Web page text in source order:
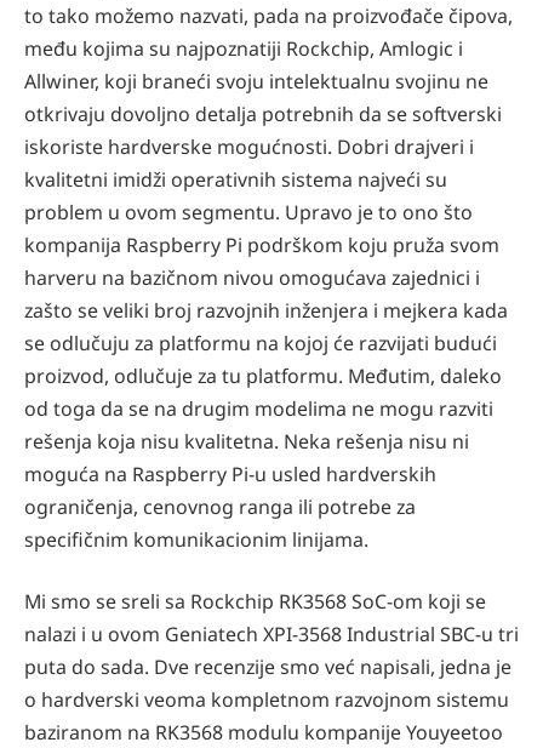
to tako možemo nazvati, pada na proizvođače čipova,
među kojima su najpoznatiji Rockchip, Amlogic i
Allwiner, koji braneći svoju intelektualnu svojinu ne
otkrivaju dovoljno detalja potrebnih da se softverski
iskoriste hardverske mogućnosti. Dobri drajveri i
kvalitetni imidži operativnih sistema najveći su
problem u ovom segmentu. Upravo je to ono što
kompanija Raspberry Pi podrškom koju pruža svom
harveru na bazičnom nivou omogućava zajednici i
zašto se veliki broj razvojnih inženjera i mejkera kada
se odlučuju za platformu na kojoj će razvijati budući
proizvod, odlučuje za tu platformu. Međutim, daleko
od toga da se na drugim modelima ne mogu razviti
rešenja koja nisu kvalitetna. Neka rešenja nisu ni
moguća na Raspberry Pi-u usled hardverskih
ograničenja, cenovnog ranga ili potrebe za
specifičnim komunikacionim linijama.
Mi smo se sreli sa Rockchip RK3568 SoC-om koji se
nalazi i u ovom Geniatech XPI-3568 Industrial SBC-u tri
puta do sada. Dve recenzije smo već napisali, jedna je
o hardverski veoma kompletnom razvojnom sistemu
baziranom na RK3568 modulu kompanije Youyeetoo